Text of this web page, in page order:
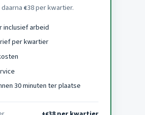
€38 per kwartier.
inclusief arbeid
per kwartier
30 minuten ter plaatse